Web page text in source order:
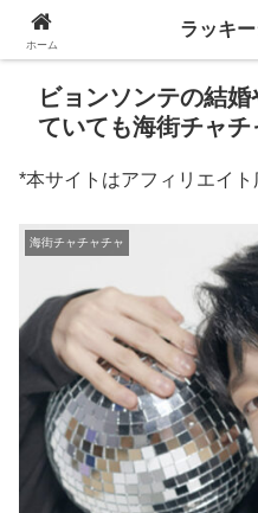
ビョンソンテの結
ていても海街チャチ
*本サイトはアフィリエイト
海街チャチャチャ
ホーム
ラッキ